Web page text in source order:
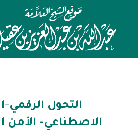
التحول الرقمي-
الاصطناعي- الأمن